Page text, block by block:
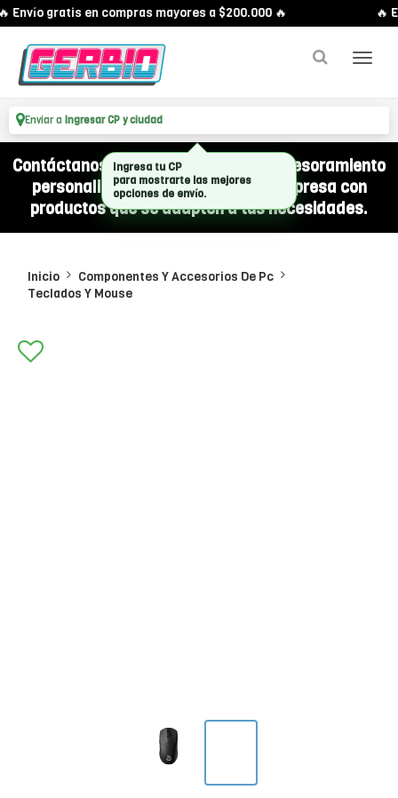
Envío gratis en compras mayores a $200.000 🔥 🔥
Enviar a Ingresar CP y ciudad
Contáctanos por WhatsApp y recibí asesoramiento
personalizado para equipar a tu empresa con
productos que se adapten a tus necesidades.
Inicio
Componentes Y Accesorios De Pc
Teclados Y Mouse
Ingresa tu CP
para mostrarte las mejores
opciones de envío.